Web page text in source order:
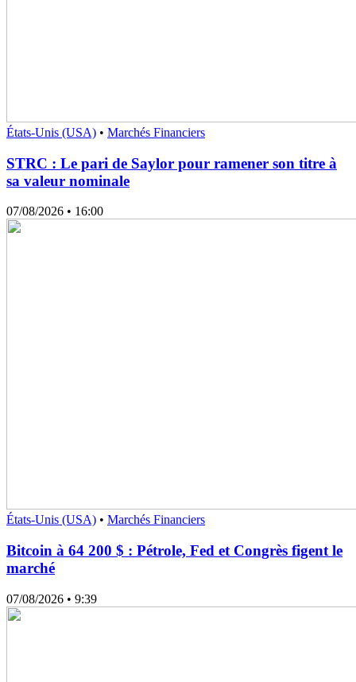
États-Unis (USA) • Marchés Financiers
STRC : Le pari de Saylor pour ramener son titre à
sa valeur nominale
07/08/2026 • 16:00
États-Unis (USA) • Marchés Financiers
Bitcoin à 64 200 $ : Pétrole, Fed et Congrès figent le
marché
07/08/2026 • 9:39